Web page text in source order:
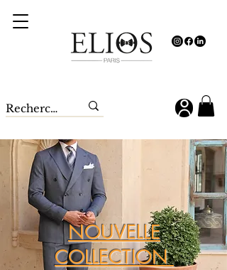
NOUVELLE
COLLECTION